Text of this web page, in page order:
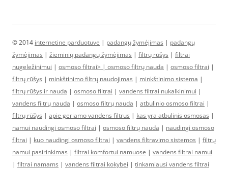
© 2014 internetine parduotuve | padangų žymėjimas | padangų
žymėjimas | žieminių padangų žymėjimas | filtrų rūšys | filtrai
nugeležinimui | osmoso filtrai> | osmoso filtrų nauda | osmoso filtrai |
filtrų rūšys | minkštinimo filtrų naudojimas | minkštinimo sistema |
filtrų rūšys ir nauda | osmoso filtrai | vandens filtrai nukalkinimui |
vandens filtrų nauda | osmoso filtrų nauda | atbulinio osmoso filtrai |
filtrų rūšys | apie geriamo vandens filtrus | kas yra atbulinis osmosas |
namui naudingi osmoso filtrai | osmoso filtrų nauda | naudingi osmoso
filtrai | kuo naudingi osmoso filtrai | vandens filtravimo sistemos | filtrų
namui pasirinkimas | filtrai komfortui namuose | vandens filtrai namui
| filtrai namams | vandens filtrai kokybei | tinkamiausi vandens filtrai